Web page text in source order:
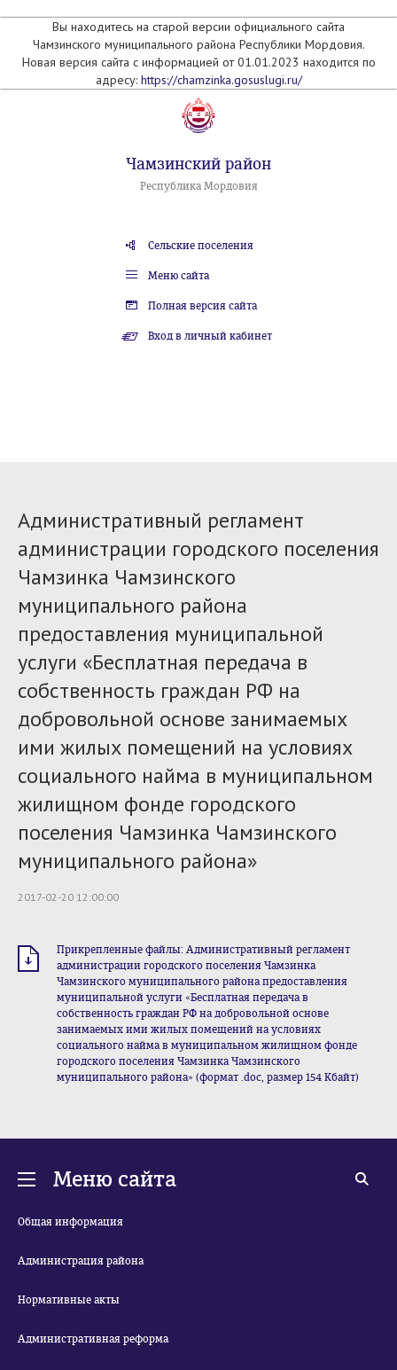
Вы находитесь на старой версии официального сайта
Чамзинского муниципального района Республики Мордовия.
Новая версия сайта с информацией от 01.01.2023 находится по
адресу: https://chamzinka.gosuslugi.ru/
Чамзинский район
Республика Мордовия
Сельские поселения
Меню сайта
Полная версия сайта
Вход в личный кабинет
Административный регламент
администрации городского поселения
Чамзинка Чамзинского
муниципального района
предоставления муниципальной
услуги «Бесплатная передача в
собственность граждан РФ на
добровольной основе занимаемых
ими жилых помещений на условиях
социального найма в муниципальном
жилищном фонде городского
поселения Чамзинка Чамзинского
муниципального района»
2017-02-20 12:00:00
Прикрепленные файлы: Административный регламент
администрации городского поселения Чамзинка
Чамзинского муниципального района предоставления
муниципальной услуги «Бесплатная передача в
собственность граждан РФ на добровольной основе
занимаемых ими жилых помещений на условиях
социального найма в муниципальном жилищном фонде
городского поселения Чамзинка Чамзинского
муниципального района» (формат .doc, размер 154 Кбайт)
Меню сайта
Общая информация
Администрация района
Нормативные акты
Административная реформа